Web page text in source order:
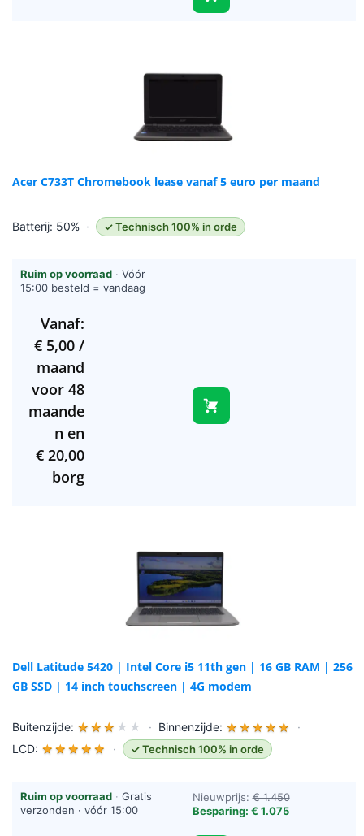
Acer C733T Chromebook lease vanaf 5 euro per maand
Batterij: 50% · ✓ Technisch 100% in orde
Ruim op voorraad · Vóór
15:00 besteld = vandaag
Vanaf:
€5,00 /
maand
voor 48
maande
n en
€20,00
borg
Dell Latitude 5420 | Intel Core i5 11th gen | 16 GB RAM | 256
GB SSD | 14 inch touchscreen | 4G modem
Buitenzijde: ★ ★ ★ ★ ★ · Binnenzijde: ★ ★ ★ ★ ★
·
LCD: ★ ★ ★ ★ ★ · ✓ Technisch 100% in orde
Ruim op voorraad · Gratis
verzonden · vóór 15:00
Nieuwprijs:€ 1.450
Besparing: € 1.075